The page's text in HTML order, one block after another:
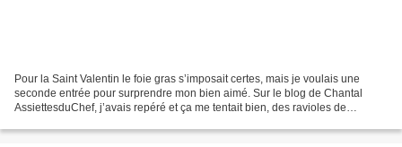
Pour la Saint Valentin le foie gras s’imposait certes, mais je voulais une
seconde entrée pour surprendre mon bien aimé. Sur le blog de Chantal
AssiettesduChef, j’avais repéré et ça me tentait bien, des ravioles de